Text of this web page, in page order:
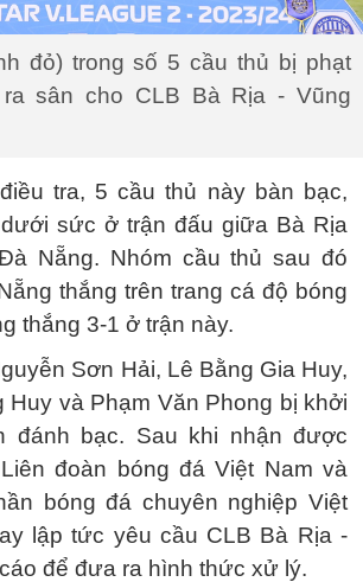
đỏ) trong số 5 cầu thủ bị phạt
sân cho CLB Bà Rịa - Vũng
tra, 5 cầu thủ này bàn bạc,
sức ở trận đấu giữa Bà Rịa
Nẵng. Nhóm cầu thủ sau đó
thắng trên trang cá độ bóng
thắng 3-1 ở trận này.
Sơn Hải, Lê Bằng Gia Huy,
Huy và Phạm Văn Phong bị khởi
đánh bạc. Sau khi nhận được
đoàn bóng đá Việt Nam và
bóng đá chuyên nghiệp Việt
lập tức yêu cầu CLB Bà Rịa -
để đưa ra hình thức xử lý.